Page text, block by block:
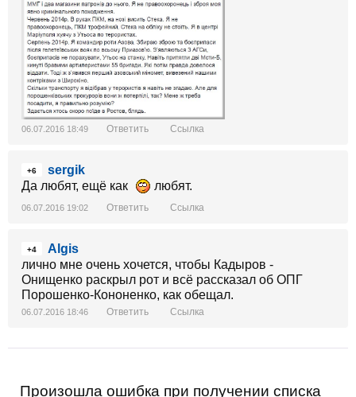
06.07.2016 18:49 Ответить Ссылка
+6
sergik
Да любят, ещё как
любят.
06.07.2016 19:02 Ответить Ссылка
+4
Algis
лично мне очень хочется, чтобы Кадыров -
Онищенко раскрыл рот и всё рассказал об ОПГ
Порошенко-Кононенко, как обещал.
06.07.2016 18:46 Ответить Ссылка
Произошла ошибка при получении списка